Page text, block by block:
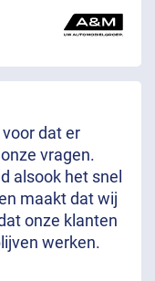
dat er
vragen.
alsook het snel
maakt dat wij
onze klanten
werken.